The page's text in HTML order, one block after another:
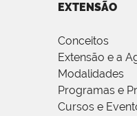
EXTENSÃO
Conceitos
Extensão e a
Modalidades
Programas e
Cursos e